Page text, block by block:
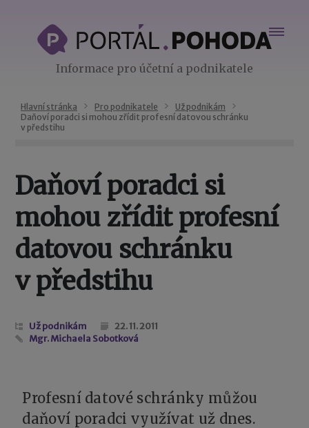
Informace pro účetní a podnikatele
Hlavní stránka Pro podnikatele
Už podnikám
Daňoví poradci si mohou zřídit profesní datovou schránku
v předstihu
Daňoví poradci si
mohou zřídit profesní
datovou schránku
v předstihu
Už podnikám
22. 11. 2011
Mgr. Michaela Sobotková
Profesní datové schránky můžou
daňoví poradci využívat už dnes.